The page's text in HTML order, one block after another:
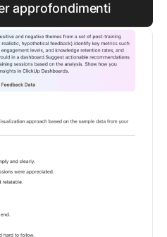
approfondimenti